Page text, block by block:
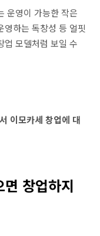
운영이 가능한 작은
영하는 독창성 등 얼핏
업 모델처럼 보일 수
이모카세 창업에 대
창업하지